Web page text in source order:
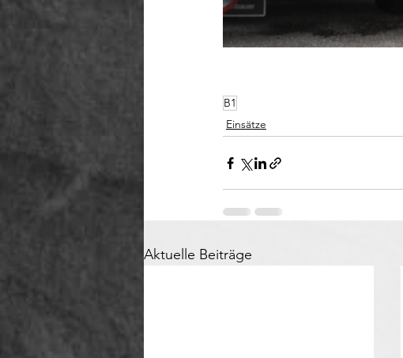
B1
Einsätze
Aktuelle Beiträge